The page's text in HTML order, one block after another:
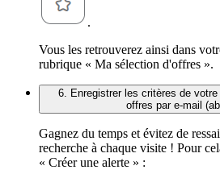
.
Vous les retrouverez ainsi dans
rubrique « Ma sélection d'offres ».
6. Enregistrer les critères de
offres par e-mail
Gagnez du temps et évitez de
recherche à chaque visite ! Pour
« Créer une alerte » :